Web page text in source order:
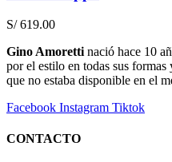
S/619.00
Gino Amoretti nació hace 10
por el estilo en todas sus
que no estaba disponible en el
Facebook Instagram Tiktok
CONTACTO